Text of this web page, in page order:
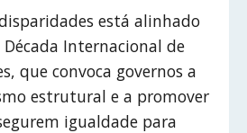
está alinhado
Internacional de
que convoca governos a
estrutural e a promover
igualdade para